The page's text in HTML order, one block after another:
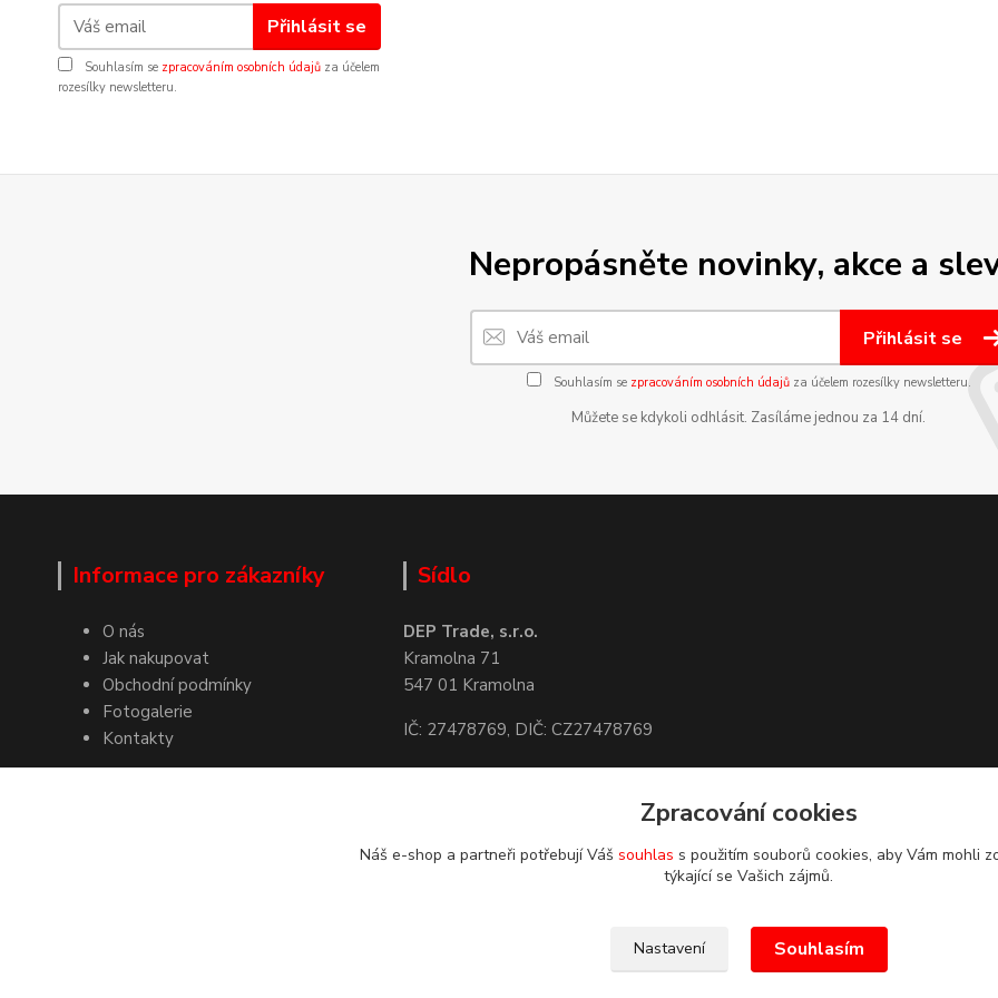
Přihlásit se
Souhlasím se zpracováním osobních údajů za účelem
rozesílky newsletteru.
Nepropásněte novinky, akce a
Přihlásit se
Souhlasím se zpracováním osobních údajůza účelem rozesílky newsletteru.
Můžete se kdykoli odhlásit. Zasíláme jednou za 14 dní.
Informace pro zákazníky
O nás
Jak nakupovat
Obchodní podmínky
Fotogalerie
Kontakty
Sídlo
DEP Trade, s.r.o.
Kramolna 71
547 01 Kramolna
IČ: 27478769, DIČ: CZ27478769
Zpracování cookies
Náš e-shop a partneři potřebují Váš souhlas s použitím souborů cookies, aby Vám mohli
týkající se Vašich zájmů.
Nastavení Souhlasím